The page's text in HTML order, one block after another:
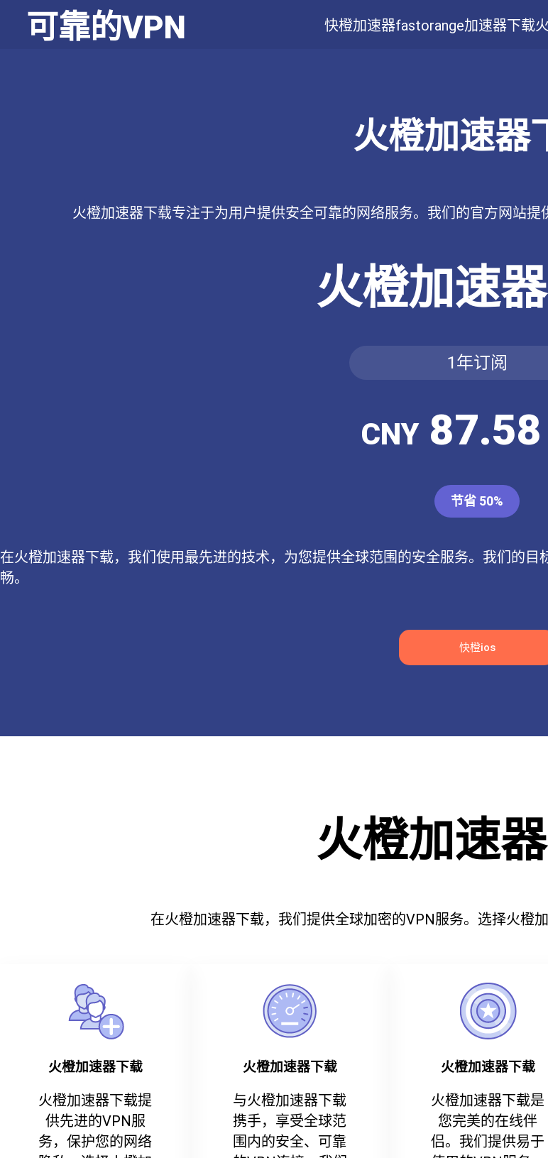
可靠的VPN 快橙加速器fastorange加速器下载
火橙加速器
火橙加速器下载专注于为用户提供安全可靠的网络服务。我们的官方网站提
火橙加速
1年订阅
CNY87.58
节省 50%
在火橙加速器下载，我们使用最先进的技术，为您提供全球范围的安全服务。我们的
畅。
快橙ios
火橙加速
在火橙加速器下载，我们提供全球加密的VPN服务。选择火橙
火橙加速器下载
火橙加速器下载提
供先进的VPN服
务，保护您的网络
火橙加速器下载
与火橙加速器下载
携手，享受全球范
围内的安全、可靠
火橙加速器下载
火橙加速器下载是
您完美的在线伴
侣。我们提供易于